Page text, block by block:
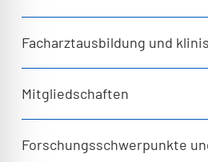
Facharztausbildung und
Mitgliedschaften
Forschungsschwerpunkte